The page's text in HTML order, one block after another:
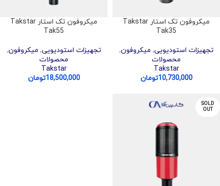
میکروفون تک استار Takstar
Tak35
تجهیزات استودیویی, میکروفون,
محصولات
Takstar
10,730,000تومان
میکروفون تک استار Takstar
Tak55
تجهیزات استودیویی, میکروفون,
محصولات
Takstar
18,500,000تومان
SOLD
OUT